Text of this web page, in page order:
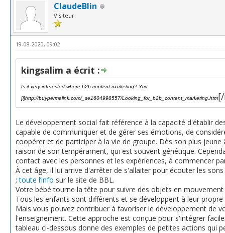
ClaudeBlin
Visiteur
19-08-2020, 09:02
kingsalim a écrit :
Is it very interested where b2b content marketing? Ycu
[i]http://buypermalink.com/_se1604998557/Looking_for_b2b_content_marketing.htm
Le développement social fait référence à la capacité d'établir
capable de communiquer et de gérer ses émotions, de
coopérer et de participer à la vie de groupe. Dès son plus
raison de son tempérament, qui est souvent génétique.
contact avec les personnes et les expériences, à commencer
À cet âge, il lui arrive d'arrêter de s'allaiter pour écouter les
;toute l’info sur le site de BBL.
Votre bébé tourne la tête pour suivre des objets en
Tous les enfants sont différents et se développent à leur
Mais vous pouvez contribuer à favoriser le développement de
l'enseignement. Cette approche est conçue pour s'intégrer
tableau ci-dessous donne des exemples de petites actions qui